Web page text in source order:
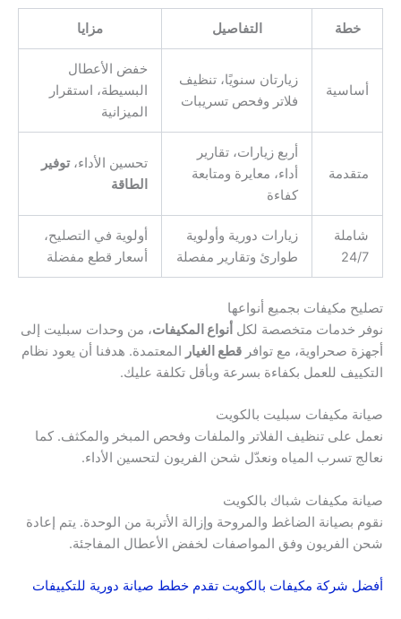
خطة التفاصيل مزايا
أساسية
زيارتان سنويًا، تنظيف
فلاتر وفحص تسريبات
خفض الأعطال
البسيطة، استقرار
الميزانية
متقدمة
أربع زيارات، تقارير
أداء، معايرة ومتابعة
كفاءة
تحسين الأداء،توفير
الطاقة
شاملة
24/7
زيارات دورية وأولوية
طوارئ وتقارير مفصلة
أولوية في التصليح،
أسعار قطع مفضلة
تصليح مكيفات بجميع أنواعها
نوفر خدمات متخصصة لكل أنواع المكيفات، من وحدات سبليت إلى
أجهزة صحراوية، مع توافر قطع الغيار المعتمدة. هدفنا أن يعود نظام
التكييف للعمل بكفاءة بسرعة وبأقل تكلفة عليك.
صيانة مكيفات سبليت بالكويت
نعمل على تنظيف الفلاتر والملفات وفحص المبخر والمكثف. كما
نعالج تسرب المياه ونعدّل شحن الفريون لتحسين الأداء.
صيانة مكيفات شباك بالكويت
نقوم بصيانة الضاغط والمروحة وإزالة الأتربة من الوحدة. يتم إعادة
شحن الفريون وفق المواصفات لخفض الأعطال المفاجئة.
أفضل شركة مكيفات بالكويت تقدم خطط صيانة دورية للتكييفات